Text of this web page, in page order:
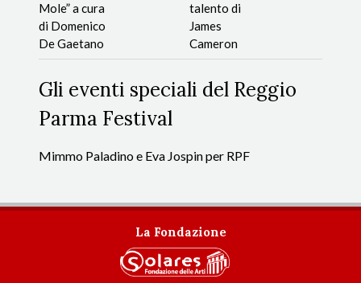
Gli eventi speciali del Reggio
Parma Festival
Mimmo Paladino e Eva Jospin per RPF
Mole” a cura
di Domenico
De Gaetano
talento di
James
Cameron
La Fondazione